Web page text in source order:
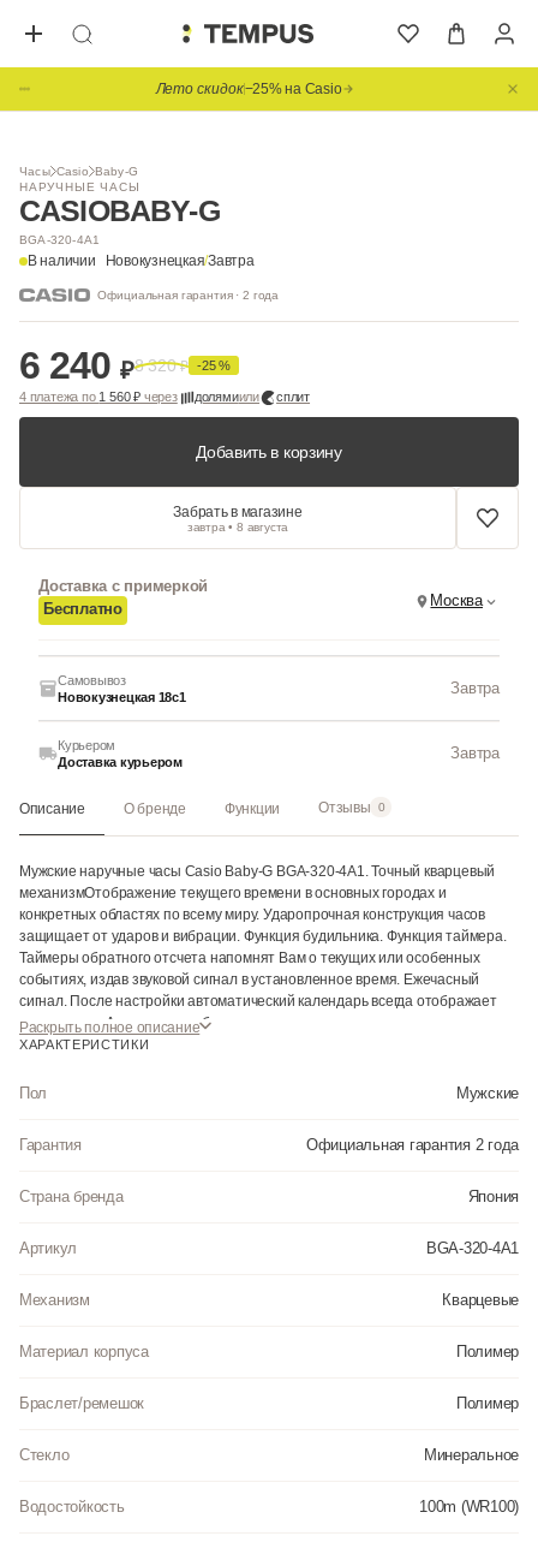
Лето скидок−25% на Casio
Часы Casio Baby-G
НАРУЧНЫЕ ЧАСЫ
CASIOBABY-G
BGA-320-4A1
В наличии Новокузнецкая/Завтра
Официальная гарантия · 2 года
6 240 ₽8 320₽ -25 %
4 платежа по 1 560 ₽через долямиили сплит
Добавить в корзину
Забрать в магазине
завтра • 8 августа
Доставка с примеркой
Бесплатно
Москва
Самовывоз
Новокузнецкая 18с1
Завтра
Курьером
Доставка курьером
Завтра
Описание О бренде Функции Отзывы 0
Мужские наручные часы Casio Baby-G BGA-320-4A1. Точный кварцевый
механизмОтображение текущего времени в основных городах и
конкретных областях по всему миру. Ударопрочная конструкция часов
защищает от ударов и вибрации. Функция будильника. Функция таймера.
Таймеры обратного отсчета напомнят Вам о текущих или особенных
событиях, издав звуковой сигнал в установленное время. Ежечасный
сигнал. После настройки автоматический календарь всегда отображает
точную дату. Аккумулятор обеспечивает часы достаточным питанием
приблизительно на 3 года. Прочное, устойчивое к царапинам
отображается текущее число, месяц и день недели. Часы являются
Светодиодная подсветка. Толщина: 12.4 мм. Гарантия: 2 года.
Раскрыть полное описание
ХАРАКТЕРИСТИКИ
Пол Мужские
Гарантия Официальная гарантия 2 года
Страна бренда Япония
Артикул BGA-320-4A1
Механизм Кварцевые
Материал корпуса Полимер
Браслет/ремешок Полимер
Стекло Минеральное
Водостойкость 100m (WR100)